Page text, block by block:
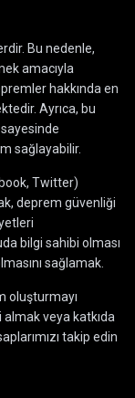
Bu nedenle,
amacıyla
hakkında en
Ayrıca, bu
sayesinde
sağlayabilir.
Twitter)
deprem güvenliği
bilgi sahibi olması
sağlamak.
oluşturmayı
veya katkıda
takip edin